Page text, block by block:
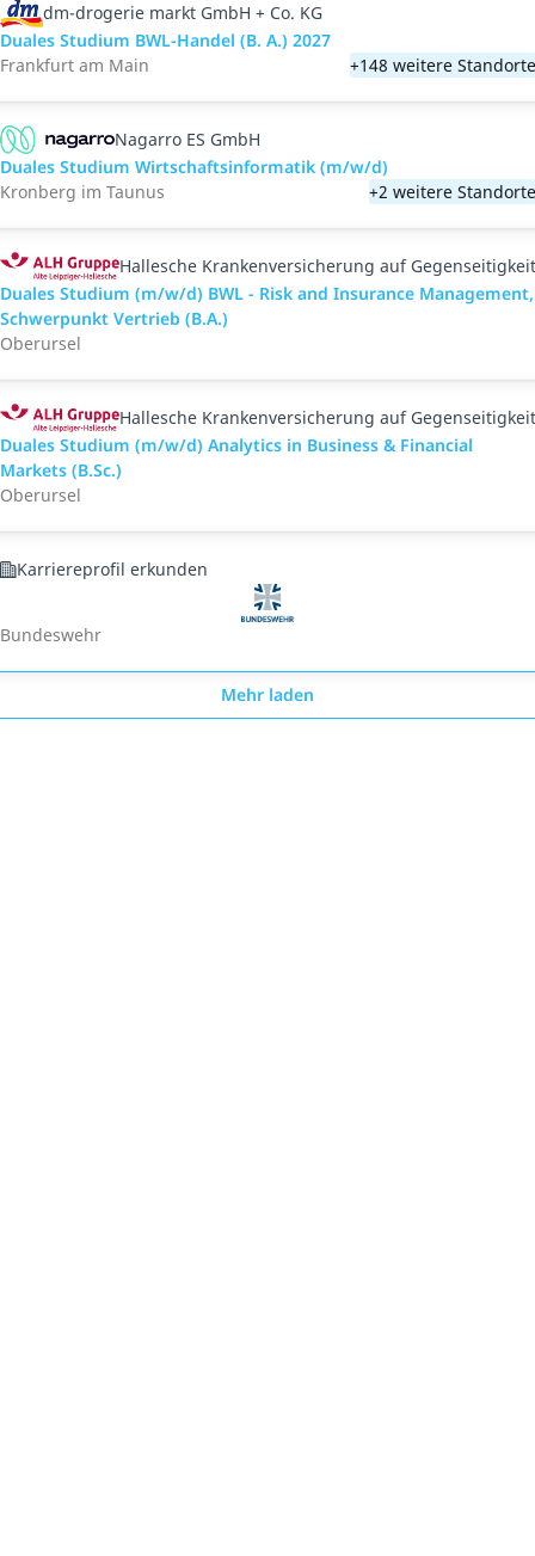
dm-drogerie markt GmbH + Co. KG
Duales Studium BWL-Handel (B. A.) 2027
Frankfurt am Main
+148 weitere Standorte
Nagarro ES GmbH
Duales Studium Wirtschaftsinformatik (m/w/d)
Kronberg im Taunus
+2 weitere Standorte
Hallesche Krankenversicherung auf Gegenseitigkeit
Duales Studium (m/w/d) BWL - Risk and Insurance Management,
Schwerpunkt Vertrieb (B.A.)
Oberursel
Hallesche Krankenversicherung auf Gegenseitigkeit
Duales Studium (m/w/d) Analytics in Business & Financial
Markets (B.Sc.)
Oberursel
Karriereprofil erkunden
Bundeswehr
Mehr laden